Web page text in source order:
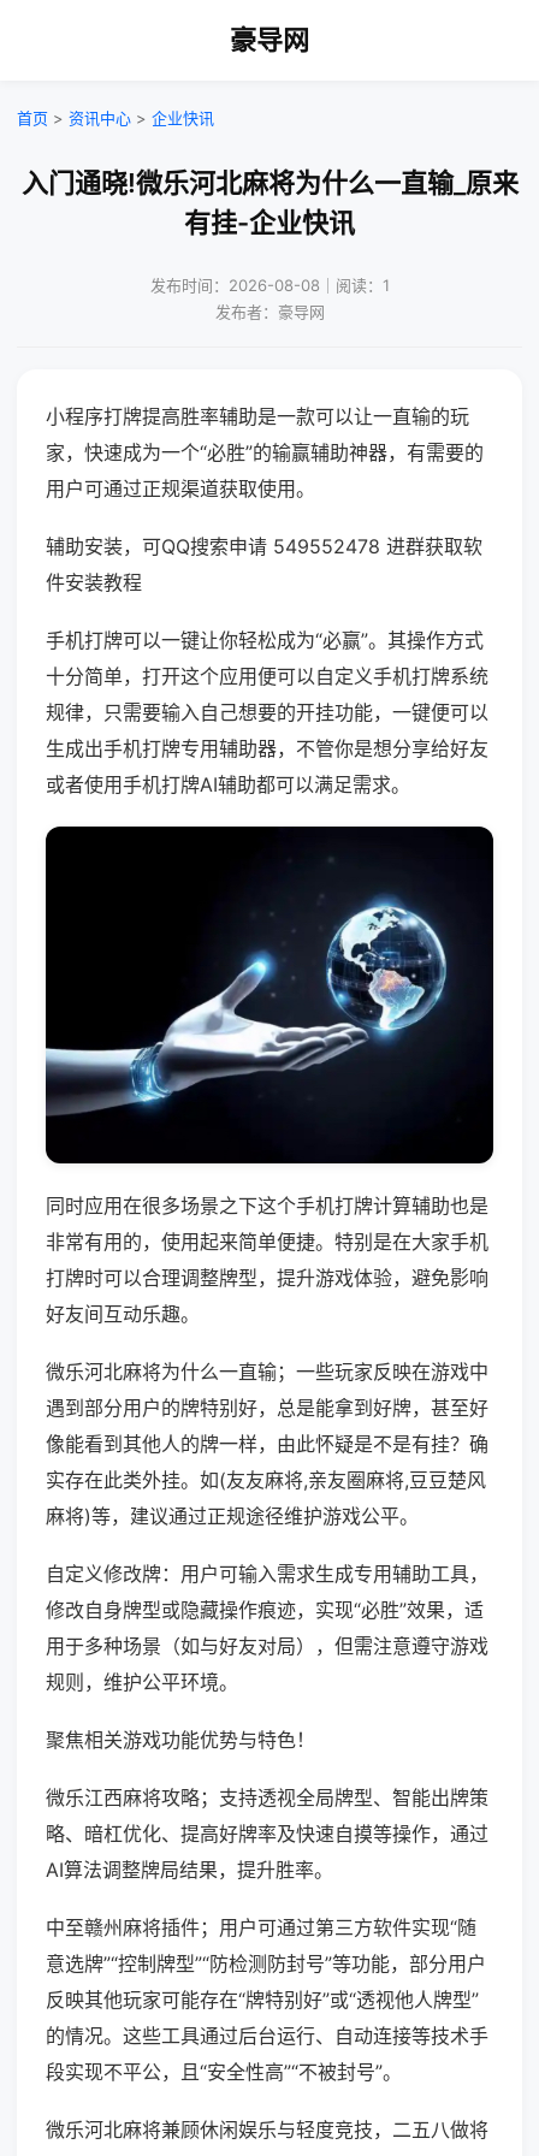
豪导网
首页 > 资讯中心 > 企业快讯
入门通晓!微乐河北麻将为什么一直输_原来
有挂-企业快讯
发布时间：2026-08-08｜阅读：1
发布者：豪导网
小程序打牌提高胜率辅助是一款可以让一直输的玩
家，快速成为一个“必胜”的输赢辅助神器，有需要的
用户可通过正规渠道获取使用。
辅助安装，可QQ搜索申请 549552478 进群获取软
件安装教程
手机打牌可以一键让你轻松成为“必赢”。其操作方式
十分简单，打开这个应用便可以自定义手机打牌系统
规律，只需要输入自己想要的开挂功能，一键便可以
生成出手机打牌专用辅助器，不管你是想分享给好友
或者使用手机打牌AI辅助都可以满足需求。
同时应用在很多场景之下这个手机打牌计算辅助也是
非常有用的，使用起来简单便捷。特别是在大家手机
打牌时可以合理调整牌型，提升游戏体验，避免影响
好友间互动乐趣。
微乐河北麻将为什么一直输；一些玩家反映在游戏中
遇到部分用户的牌特别好，总是能拿到好牌，甚至好
像能看到其他人的牌一样，由此怀疑是不是有挂？确
实存在此类外挂。如(友友麻将,亲友圈麻将,豆豆楚风
麻将)等，建议通过正规途径维护游戏公平。
自定义修改牌：用户可输入需求生成专用辅助工具，
修改自身牌型或隐藏操作痕迹，实现“必胜”效果，适
用于多种场景（如与好友对局），但需注意遵守游戏
规则，维护公平环境。
聚焦相关游戏功能优势与特色！
微乐江西麻将攻略；支持透视全局牌型、智能出牌策
略、暗杠优化、提高好牌率及快速自摸等操作，通过
AI算法调整牌局结果，提升胜率。
中至赣州麻将插件；用户可通过第三方软件实现“随
意选牌”“控制牌型”“防检测防封号”等功能，部分用户
反映其他玩家可能存在“牌特别好”或“透视他人牌型”
的情况。这些工具通过后台运行、自动连接等技术手
段实现不平公，且“安全性高”“不被封号”。
微乐河北麻将兼顾休闲娱乐与轻度竞技，二五八做将